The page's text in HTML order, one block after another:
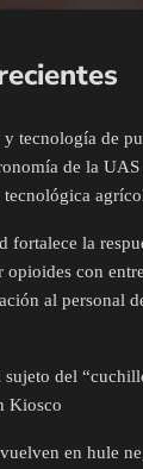
y tecnología de
de la UAS
fortalece la
con
al personal
sujeto del
Kiosco
en hule